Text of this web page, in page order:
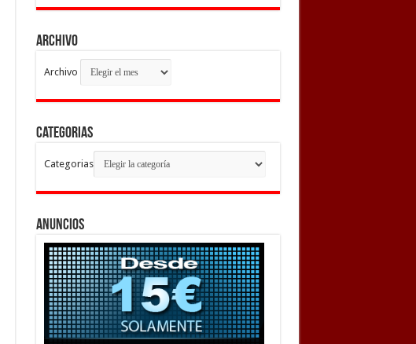
Archivo
Archivo
Categorias
Categorias
Anuncios